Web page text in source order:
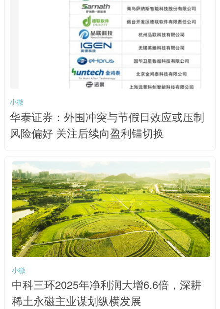
小微
华泰证券：外围冲突与节假日效应或压制
风险偏好 关注后续向盈利锚切换
小微
中科三环2025年净利润大增6.6倍，深耕
稀土永磁主业谋划纵横发展